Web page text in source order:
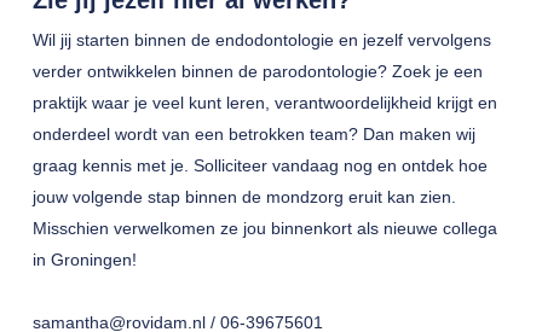
Wil jij starten binnen de endodontologie en jezelf vervolgens
verder ontwikkelen binnen de parodontologie? Zoek je een
praktijk waar je veel kunt leren, verantwoordelijkheid krijgt en
onderdeel wordt van een betrokken team? Dan maken wij
graag kennis met je. Solliciteer vandaag nog en ontdek hoe
jouw volgende stap binnen de mondzorg eruit kan zien.
Misschien verwelkomen ze jou binnenkort als nieuwe collega
in Groningen!
samantha@rovidam.nl / 06-39675601